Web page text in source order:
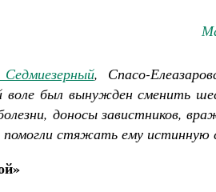
, Спасо-
воле был вынужден сменить
доносы завистников,
помогли стяжать ему истинную